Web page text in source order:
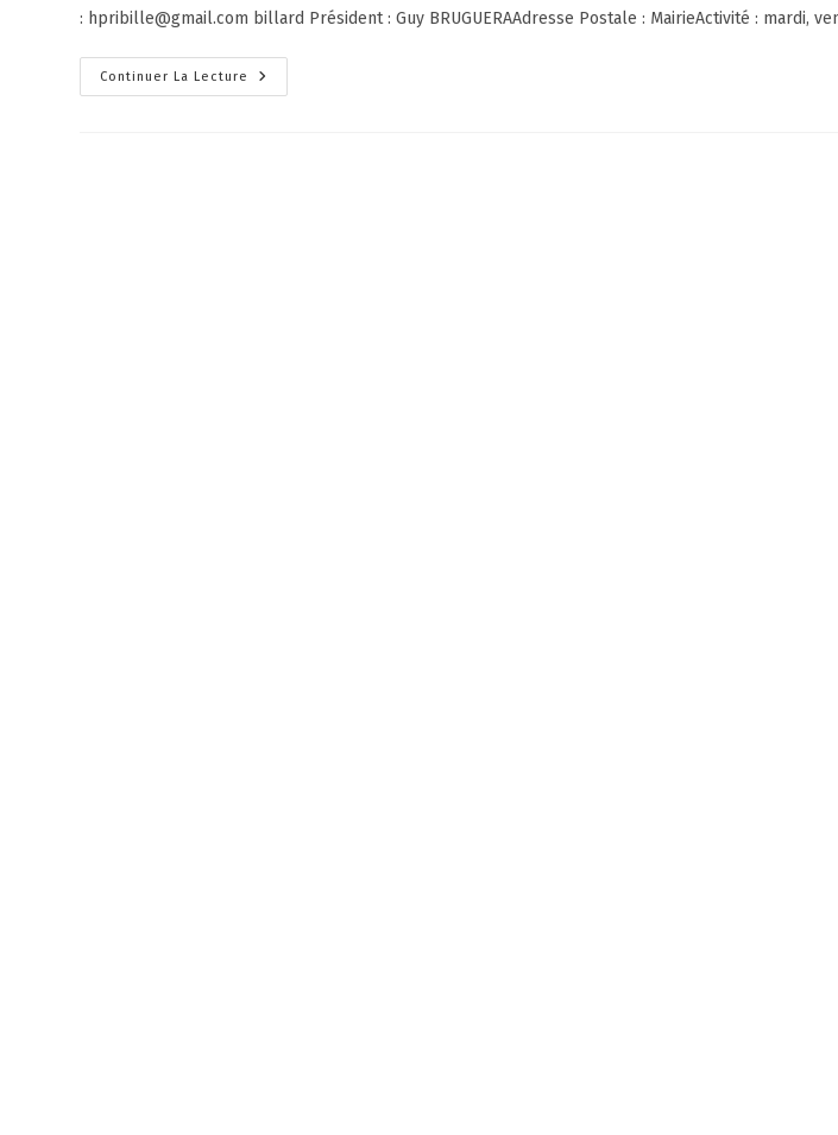
: hpribille@gmail.com billard Président : Guy BRUGUERAAdresse Postale : MairieActivité : mardi,
Continuer La Lecture